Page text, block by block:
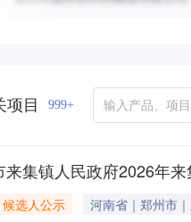
项目 999+
来集镇人民政府2026年
选人公示 河南省｜郑州市